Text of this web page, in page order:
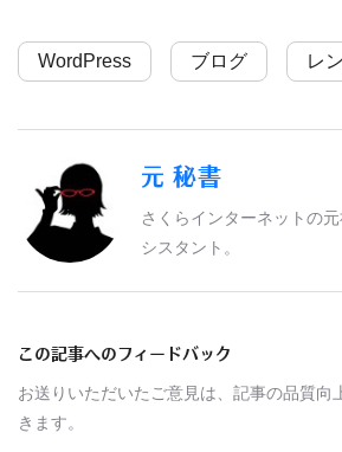
WordPress ブログ レ
元 秘書
さくらインターネットの
シスタント。
この記事へのフィードバック
お送りいただいたご意見は、記事の品質向
きます。